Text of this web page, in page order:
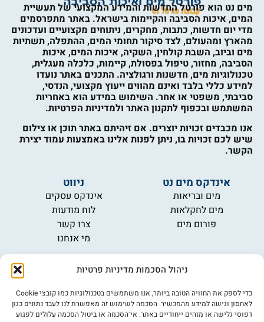
ניהול הסכמות מדיניות פרטיות
כדי לספק את החוויה הטובה ביותר, אנו משתמשים בטכנולוגיות כמו קובצי Cookie
לאחסון וגישה למידע מהמכשיר. הסכמה לשימוש זה מאפשרת לנו לעבד נתונים כגון
דפוסי גלישה או מזהים ייחודיים באתר. אי־הסכמה או ביטול הסכמה עלולים לפגוע
מים נט הוא פורטל החדשות והמידע המקצועי של תעשיית
המים, איכות הסביבה והקיימות בישראל. באתר מתפרסמים
מדי יום חדשות, כתבות, מחקרים, ניתוחים מקצועיים ועדכונים
מהארץ ומהעולם, לצד סיקור תחומי המים, ההתפלה, תשתיות
מים וביוב, השבת קולחין, השקיה, איכות המים, איכות
הסביבה, מחזור, טיפול בפסולת, קיימות, כלכלה מעגלית,
טכנולוגיות מים, חדשנות ורגולציה. התכנים באתר נועדו
למידע כללי בלבד ואינם מהווים ייעוץ מקצועי, הנדסי,
סביבתי, משפטי או אחר. השימוש במידע הוא באחריות
המשתמש ובכפוף לתקנון האתר ולמדיניות הפרטיות.
אנו מכבדים זכויות יוצרים. אם זיהיתם באתר תוכן או צילום
שיש לכם זכויות בו, ניתן לפנות אלינו באמצעות עמוד יצירת
הקשר.
אינדקס מים נט
מים ובריאות
מים לחקלאות
פורום מים
ניווט
אינדקס עסקים
לוח מודעות
צרו קשר
מי אנחנו
מידע
תקנון
הרשמה לניוזלטר
פרסמו אצלנו
הצהרת נגישות